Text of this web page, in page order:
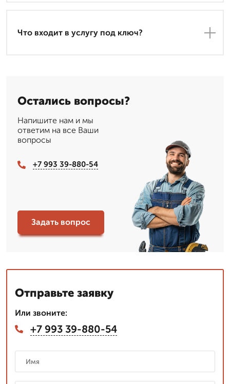
Что входит в услугу под ключ?
Остались вопросы?
Напишите нам и мы
ответим на все Ваши
вопросы
+7 993 39-880-54
Задать вопрос
Отправьте заявку
Или звоните:
+7 993 39-880-54